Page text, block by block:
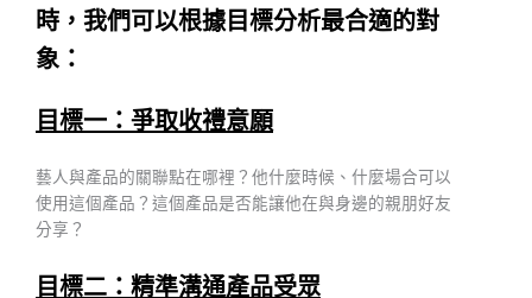
時，我們可以根據目標分析最合適的對
象：
目標一：爭取收禮意願
藝人與產品的關聯點在哪裡？他什麼時候、什麼場合可以
使用這個產品？這個產品是否能讓他在與身邊的親朋好友
分享？
目標二：精準溝通產品受眾